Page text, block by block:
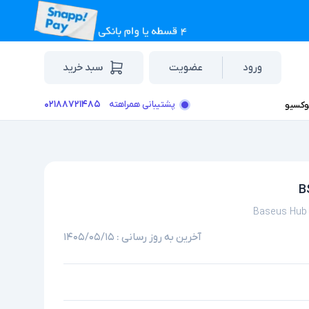
ورود عضویت سبد خرید
پشتیبانی همراهته ۰۲۱۸۸۷۲۱۴۸۵
Baseus
آخرین به روز رسانی : ۱۴۰۵/۰۵/۱۵